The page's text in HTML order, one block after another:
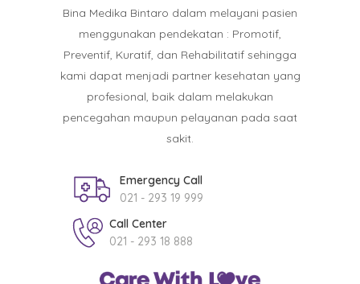
Bina Medika Bintaro dalam melayani pasien
menggunakan pendekatan : Promotif,
Preventif, Kuratif, dan Rehabilitatif sehingga
kami dapat menjadi partner kesehatan yang
profesional, baik dalam melakukan
pencegahan maupun pelayanan pada saat
sakit.
Emergency Call
021 - 293 19 999
Call Center
021 - 293 18 888